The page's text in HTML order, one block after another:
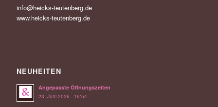
info@heicks-teutenberg.de
www.heicks-teutenberg.de
NEUHEITEN
Angepasste Öffnungszeiten
23. Juni 2026 - 16:54